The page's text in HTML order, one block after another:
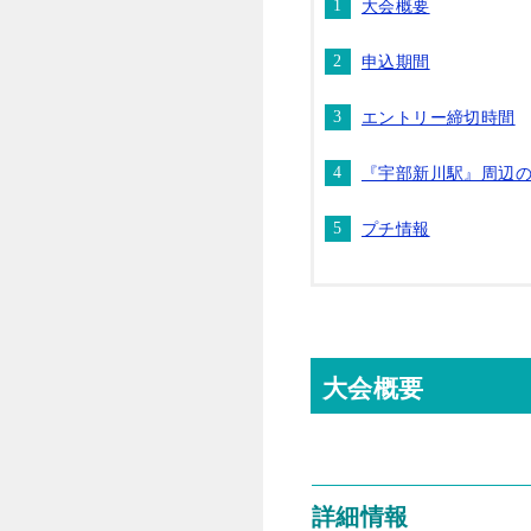
大会概要
申込期間
エントリー締切時間
『宇部新川駅』周辺
プチ情報
大会概要
詳細情報